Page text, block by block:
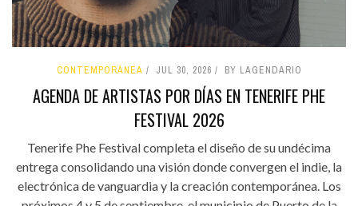
CONTEMPORÁNEA JUL 30, 2026 BY LAGENDARIO
AGENDA DE ARTISTAS POR DÍAS EN TENERIFE PHE
FESTIVAL 2026
Tenerife Phe Festival completa el diseño de su undécima
entrega consolidando una visión donde convergen el indie, la
electrónica de vanguardia y la creación contemporánea. Los